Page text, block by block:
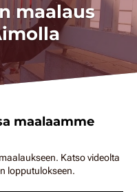
maalaus
maalaamme
Katso videolta
lopputulokseen.